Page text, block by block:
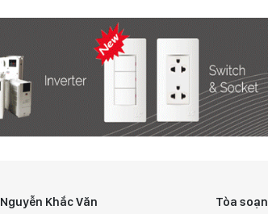
Nguyễn Khắc Văn Tòa soạn